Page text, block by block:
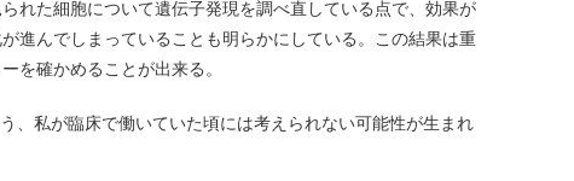
れた細胞について遺伝子発現を調べ直している点で、効果が
進んでしまっていることも明らかにしている。この結果は重
を確かめることが出来る。
、私が臨床で働いていた頃には考えられない可能性が生まれ